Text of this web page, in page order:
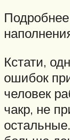
Кстати,
ошибок
человек
чакр, не